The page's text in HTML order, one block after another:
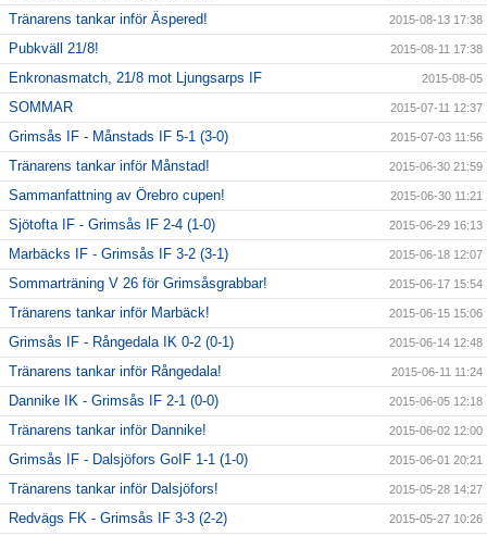
Tränarens tankar inför Äspered! 2015-08-13 17:38
Pubkväll 21/8! 2015-08-11 17:38
Enkronasmatch, 21/8 mot Ljungsarps IF 2015-08-05
SOMMAR 2015-07-11 12:37
Grimsås IF - Månstads IF 5-1 (3-0) 2015-07-03 11:56
Tränarens tankar inför Månstad! 2015-06-30 21:59
Sammanfattning av Örebro cupen! 2015-06-30 11:21
Sjötofta IF - Grimsås IF 2-4 (1-0) 2015-06-29 16:13
Marbäcks IF - Grimsås IF 3-2 (3-1) 2015-06-18 12:07
Sommarträning V 26 för Grimsåsgrabbar! 2015-06-17 15:54
Tränarens tankar inför Marbäck! 2015-06-15 15:06
Grimsås IF - Rångedala IK 0-2 (0-1) 2015-06-14 12:48
Tränarens tankar inför Rångedala! 2015-06-11 11:24
Dannike IK - Grimsås IF 2-1 (0-0) 2015-06-05 12:18
Tränarens tankar inför Dannike! 2015-06-02 12:00
Grimsås IF - Dalsjöfors GoIF 1-1 (1-0) 2015-06-01 20:21
Tränarens tankar inför Dalsjöfors! 2015-05-28 14:27
Redvägs FK - Grimsås IF 3-3 (2-2) 2015-05-27 10:26